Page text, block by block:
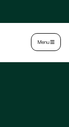
Menu